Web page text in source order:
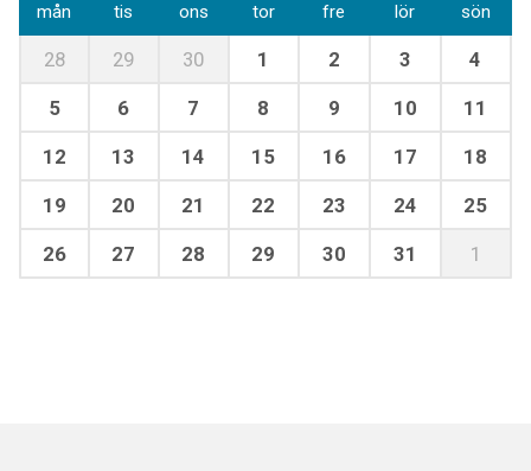
mån tis ons tor fre lör sön
28 29 30 1 2 3 4
5 6 7 8 9 10 11
12 13 14 15 16 17 18
19 20 21 22 23 24 25
26 27 28 29 30 31 1